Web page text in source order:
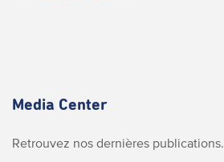
Media Center
Retrouvez nos dernières publications.